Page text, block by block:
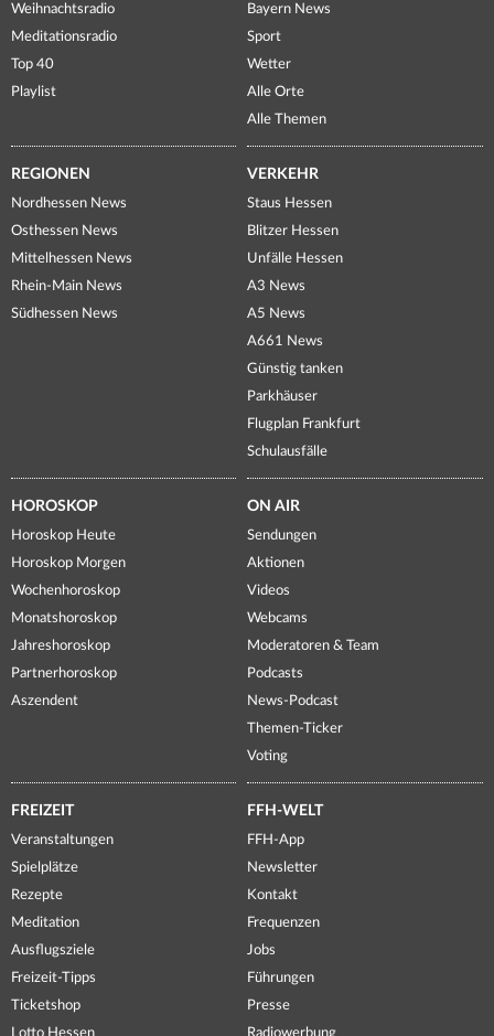
Weihnachtsradio
Meditationsradio
Top 40
Playlist
Bayern News
Sport
Wetter
Alle Orte
Alle Themen
REGIONEN
Nordhessen News
Osthessen News
Mittelhessen News
Rhein-Main News
Südhessen News
VERKEHR
Staus Hessen
Blitzer Hessen
Unfälle Hessen
A3 News
A5 News
A661 News
Günstig tanken
Parkhäuser
Flugplan Frankfurt
Schulausfälle
HOROSKOP
Horoskop Heute
Horoskop Morgen
Wochenhoroskop
Monatshoroskop
Jahreshoroskop
Partnerhoroskop
Aszendent
ON AIR
Sendungen
Aktionen
Videos
Webcams
Moderatoren & Team
Podcasts
News-Podcast
Themen-Ticker
Voting
FREIZEIT
Veranstaltungen
Spielplätze
Rezepte
Meditation
Ausflugsziele
Freizeit-Tipps
Ticketshop
Lotto Hessen
FFH-WELT
FFH-App
Newsletter
Kontakt
Frequenzen
Jobs
Führungen
Presse
Radiowerbung